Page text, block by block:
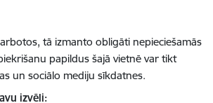
tā izmanto obligāti nepieciešamās
papildus šajā vietnē var tikt
un sociālo mediju sīkdatnes.
izvēli: